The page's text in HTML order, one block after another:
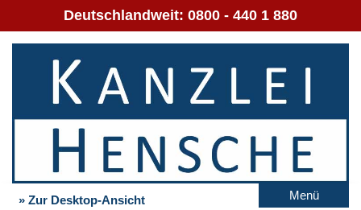
Deutschlandweit: 0800 - 440 1 880
» Zur Desktop-Ansicht Menü